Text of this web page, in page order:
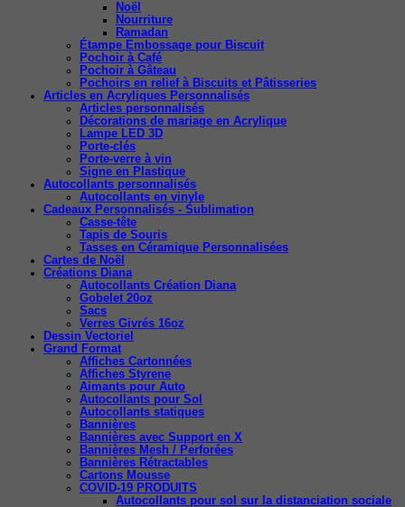
Noël
Nourriture
Ramadan
Étampe Embossage pour Biscuit
Pochoir à Café
Pochoir à Gâteau
Pochoirs en relief à Biscuits et Pâtisseries
Articles en Acryliques Personnalisés
Articles personnalisés
Décorations de mariage en Acrylique
Lampe LED 3D
Porte-clés
Porte-verre à vin
Signe en Plastique
Autocollants personnalisés
Autocollants en vinyle
Cadeaux Personnalisés - Sublimation
Casse-tête
Tapis de Souris
Tasses en Céramique Personnalisées
Cartes de Noël
Créations Diana
Autocollants Création Diana
Gobelet 20oz
Sacs
Verres Givrés 16oz
Dessin Vectoriel
Grand Format
Affiches Cartonnées
Affiches Styrene
Aimants pour Auto
Autocollants pour Sol
Autocollants statiques
Bannières
Bannières avec Support en X
Bannières Mesh / Perforées
Bannières Rétractables
Cartons Mousse
COVID-19 PRODUITS
Autocollants pour sol sur la distanciation sociale